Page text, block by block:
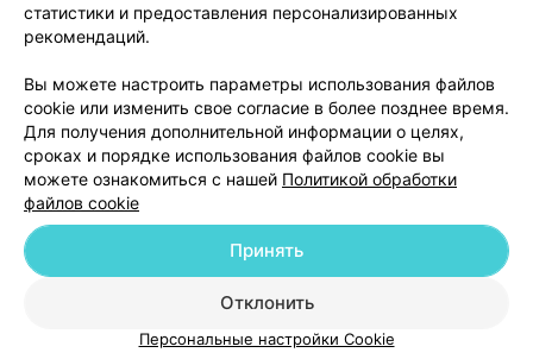
Написать руководителю 103.by
Персональные настройки cookie
Обработка персональных данных
© 2026 ООО «Артокс Лаб», УНП 191700409| 220012, Республика Беларусь,
г. Минск, улица Толбухина, 2, пом. 16 | help@103.by
Служба поддержки +375 291212755
статистики и предоставления персонализированных
рекомендаций.
Вы можете настроить параметры использования файлов
cookie или изменить свое согласие в более позднее время.
Для получения дополнительной информации о целях,
сроках и порядке использования файлов cookie вы
можете ознакомиться с нашей Политикой обработки
файлов cookie
Отклонить
Принять
Персональные настройки Cookie